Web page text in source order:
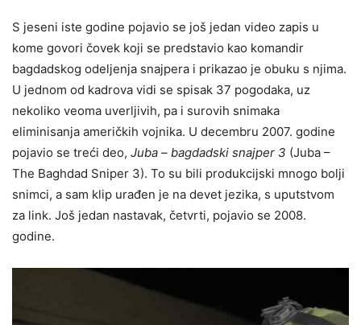
S jeseni iste godine pojavio se još jedan video zapis u
kome govori čovek koji se predstavio kao komandir
bagdadskog odeljenja snajpera i prikazao je obuku s njima.
U jednom od kadrova vidi se spisak 37 pogodaka, uz
nekoliko veoma uverljivih, pa i surovih snimaka
eliminisanja američkih vojnika. U decembru 2007. godine
pojavio se treći deo, Juba – bagdadski snajper 3 (Juba –
The Baghdad Sniper 3). To su bili produkcijski mnogo bolji
snimci, a sam klip urađen je na devet jezika, s uputstvom
za link. Još jedan nastavak, četvrti, pojavio se 2008.
godine.